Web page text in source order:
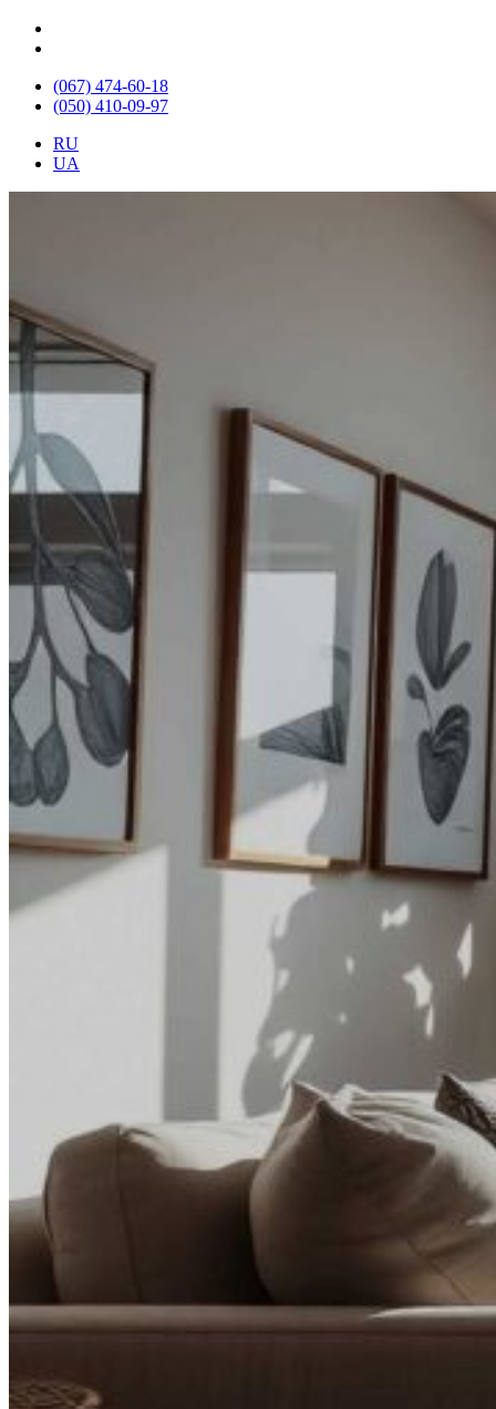
(067) 474-60-18
(050) 410-09-97
RU
UA